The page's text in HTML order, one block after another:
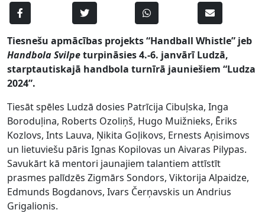
Tiesnešu apmācības projekts “Handball Whistle” jeb
Handbola Svilpeturpināsies 4.-6. janvārī Ludzā,
starptautiskajā handbola turnīrā jauniešiem “Ludza
2024”.
Tiesāt spēles Ludzā dosies Patrīcija Cibuļska, Inga
Boroduļina, Roberts Ozoliņš, Hugo Muižnieks, Ēriks
Kozlovs, Ints Lauva, Ņikita Goļikovs, Ernests Aņisimovs
un lietuviešu pāris Ignas Kopilovas un Aivaras Pilypas.
Savukārt kā mentori jaunajiem talantiem attīstīt
prasmes palīdzēs Zigmārs Sondors, Viktorija Alpaidze,
Edmunds Bogdanovs, Ivars Čerņavskis un Andrius
Grigalionis.